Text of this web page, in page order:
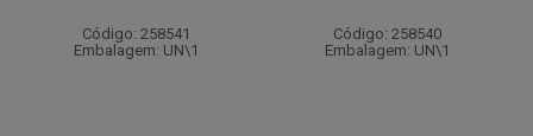
Código: 258541
Embalagem: UN\1
Código: 258540
Embalagem: UN\1